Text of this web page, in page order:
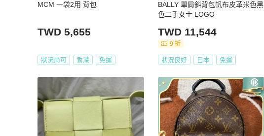
MCM 一袋2用 背包
TWD 5,655
狀況尚可 香港 免運
BALLY 單肩斜背包帆布皮革米色黑
色二手女士 LOGO
TWD 11,544
9 折
狀況良好 日本 免運